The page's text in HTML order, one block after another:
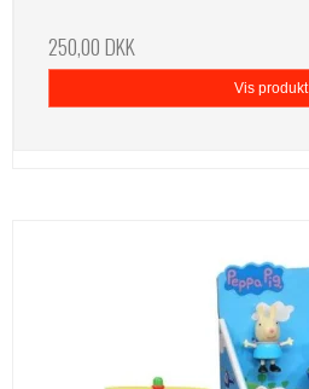
250,00 DKK
Vis produkt